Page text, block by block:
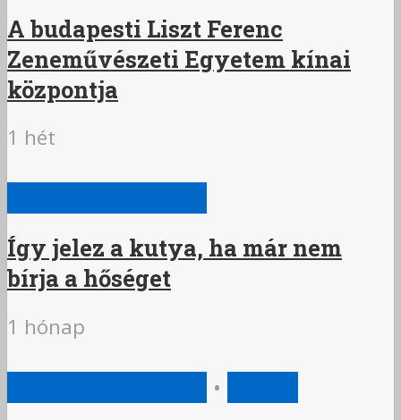
A budapesti Liszt Ferenc
Zeneművészeti Egyetem kínai
központja
1 hét
Így jelez a kutya, ha már nem
bírja a hőséget
1 hónap
•